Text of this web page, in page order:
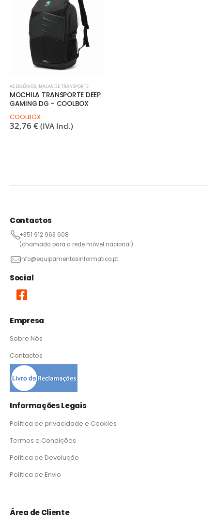
ACESSÓRIOS, MALAS DE TRANSPORTE
MOCHILA TRANSPORTE DEEP
GAMING DG – COOLBOX
COOLBOX
32,76 € (IVA Incl.)
Contactos
+351 912 963 608
(chamada para a rede móvel nacional)
info@equipamentosinformatica.pt
Social
Empresa
Sobre Nós
Contactos
Informações Legais
Política de privacidade e Cookies
Termos e Condições
Política de Devolução
Política de Envio
Área de Cliente